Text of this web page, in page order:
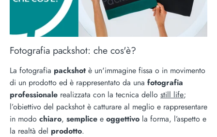
Fotografia packshot: che cos'è?
La fotografia packshot è un'immagine fissa o in movimento
di un prodotto ed è rappresentato da una fotografia
professionale realizzata con la tecnica dello still life;
l’obiettivo del packshot è catturare al meglio e rappresentare
in modo chiaro, semplice e oggettivo la forma, l’aspetto e
la realtà del prodotto.